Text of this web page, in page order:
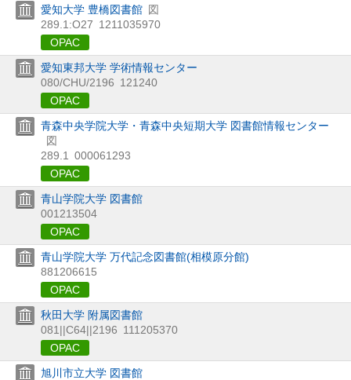
愛知大学 豊橋図書館 図
289.1:O27 1211035970
OPAC
愛知東邦大学 学術情報センター
080/CHU/2196 121240
OPAC
青森中央学院大学・青森中央短期大学 図書館情報センター
図
289.1
000061293
OPAC
青山学院大学 図書館
001213504
OPAC
青山学院大学 万代記念図書館(相模原分館)
881206615
OPAC
秋田大学 附属図書館
081||C64||2196 111205370
OPAC
旭川市立大学 図書館